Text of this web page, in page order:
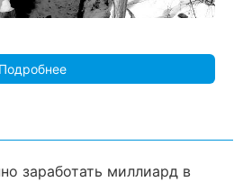
Подробнее
заработать миллиард в